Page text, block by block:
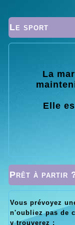
Le sport
La
Elle
Prêt à partir
Vous prévoyez
n'oubliez pas de
y trouverez :